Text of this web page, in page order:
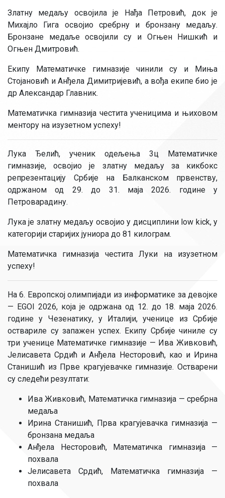
Златну медаљу освојила је Нађа Петровић, док је
Михајло Гига освојио сребрну и бронзану медаљу.
Бронзане медаље освојили су и Огњен Нишкић и
Огњен Дмитровић.
Екипу Математичке гимназије чинили су и Миња
Стојановић и Анђела Димитријевић, а вођа екипе био је
др Александар Главник.
Математичка гимназија честита ученицима и њиховом
ментору на изузетном успеху!
Лука Ђелић, ученик одељења 3ц Математичке
гимназије, освојио је златну медаљу за кикбокс
репрезентацију Србије на Балканском првенству,
одржаном од 29. до 31. маја 2026. године у
Петроварадину.
Лука је златну медаљу освојио у дисциплини low kick, у
категорији старијих јуниора до 81 килограм.
Математичка гимназија честита Луки на изузетном
успеху!
На 6. Европској олимпијади из информатике за девојке
— EGOI 2026, која је одржана од 12. до 18. маја 2026.
године у Чезенатику, у Италији, ученице из Србије
оствариле су запажен успех. Екипу Србије чиниле су
три ученице Математичке гимназије — Ива Живковић,
Јелисавета Срдић и Анђела Несторовић, као и Ирина
Станишић из Прве крагујевачке гимназије. Остварени
су следећи резултати:
Ива Живковић, Математичка гимназија — сребрна
медаља
Ирина Станишић, Прва крагујевачка гимназија —
бронзана медаља
Анђела Несторовић, Математичка гимназија —
похвала
Јелисавета Срдић, Математичка гимназија —
похвала